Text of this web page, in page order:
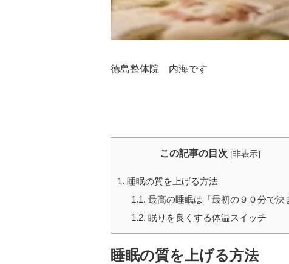
徳島整体院 内海です
この記事の目次 [非表示]
1. 睡眠の質を上げる方法
1.1. 最高の睡眠は「最初の９０分で決
1.2. 眠りを良くする体温スイッチ
睡眠の質を上げる方法